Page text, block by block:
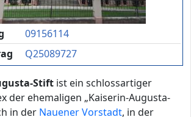
09156114
Q25089727
Stift ist ein schlossartiger
der ehemaligen „Kaiserin-Augusta-
in der Nauener Vorstadt, in der